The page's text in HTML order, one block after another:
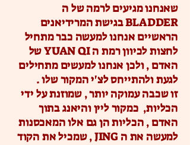
שאנחנו מגיעים לרמה של ה
BLADDER בגישת המרידיאנים
הראשיים אנחנו למעשה כבר מתחיל
לחצות לכיוון רמת ה YUAN QI של
האדם , ולכן אנחנו למעשים מתחילים
לגעת ולהתייחס לצ'י המקור שלו .
זו שכבה עמוקה יותר , שמוזנת על ידי
הכליות, כמקור ליין והיאנג בתוך
האדם , הכליות הן גם אלו המאכסנות
למעשה את ה JING , שמכיל את הקוד